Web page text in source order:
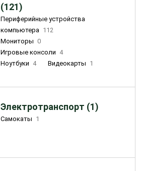
(121)
Периферийные устройства
компьютера 112
Мониторы 0
Игровые консоли 4
Ноутбуки 4 Видеокарты 1
Электротранспорт (1)
Самокаты 1